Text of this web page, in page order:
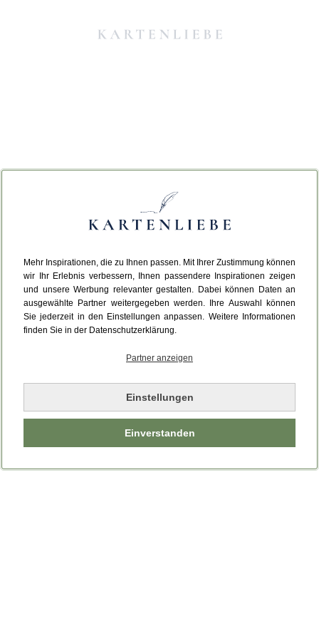
Mehr Inspirationen, die zu Ihnen passen. Mit Ihrer Zustimmung können
wir Ihr Erlebnis verbessern, Ihnen passendere Inspirationen zeigen
und unsere Werbung relevanter gestalten. Dabei können Daten an
ausgewählte Partner weitergegeben werden. Ihre Auswahl können
Sie jederzeit in den Einstellungen anpassen. Weitere Informationen
finden Sie in der Datenschutzerklärung.
Partner anzeigen
Einstellungen
Einverstanden
Da ist etwas schiefgelaufen.
Leider ist ein technischer Fehler aufgetreten.
Bitte laden Sie die Seite neu.